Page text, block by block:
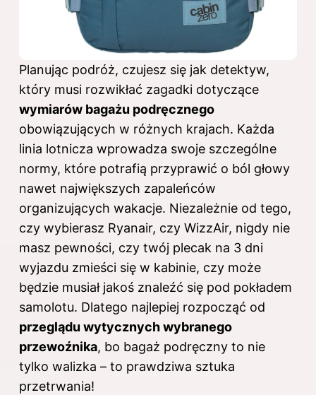
Planując podróż, czujesz się jak detektyw,
który musi rozwikłać zagadki dotyczące
wymiarów bagażu podręcznego
obowiązujących w różnych krajach. Każda
linia lotnicza wprowadza swoje szczególne
normy, które potrafią przyprawić o ból głowy
nawet największych zapaleńców
organizujących wakacje. Niezależnie od tego,
czy wybierasz Ryanair, czy WizzAir, nigdy nie
masz pewności, czy twój plecak na 3 dni
wyjazdu zmieści się w kabinie, czy może
będzie musiał jakoś znaleźć się pod pokładem
samolotu. Dlatego najlepiej rozpocząć od
przeglądu wytycznych wybranego
przewoźnika, bo bagaż podręczny to nie
tylko walizka – to prawdziwa sztuka
przetrwania!